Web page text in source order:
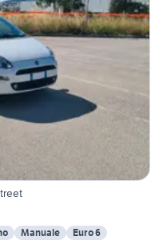
Manuale Euro 6